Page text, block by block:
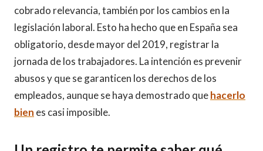
cobrado relevancia, también por los cambios en la
legislación laboral. Esto ha hecho que en España sea
obligatorio, desde mayor del 2019, registrar la
jornada de los trabajadores. La intención es prevenir
abusos y que se garanticen los derechos de los
empleados, aunque se haya demostrado quehacerlo
bien es casi imposible.